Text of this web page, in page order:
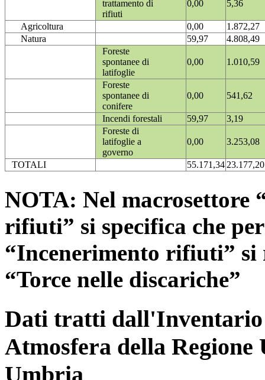
trattamento di
rifiuti
0,00 5,36
Agricoltura 0,00
1.872,27
Natura
59,97
4.808,49
Foreste
spontanee di
latifoglie
0,00 1.010,59
Foreste
spontanee di
conifere
0,00 541,62
Incendi forestali 59,97
3,19
Foreste di
latifoglie a
governo
0,00 3.253,08
TOTALI 55.171,3423.177,20
NOTA: Nel macrosettore
rifiuti” si specifica che
“Incenerimento rifiuti”
“Torce nelle discariche”
Dati tratti dall'Inventario
Atmosfera della
Umbria